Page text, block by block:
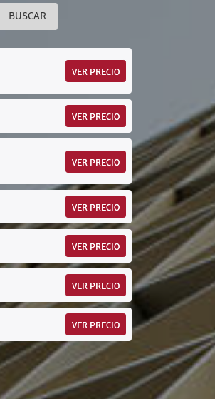
BUSCAR
VER PRECIO
VER PRECIO
VER PRECIO
VER PRECIO
VER PRECIO
VER PRECIO
VER PRECIO